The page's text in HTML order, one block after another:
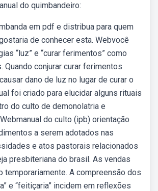
do quimbandeiro:
em pdf e distribua para quem
de conhecer esta. Webvocê
“luz” e “curar ferimentos” como
Quando conjurar curar ferimentos
dano de luz no lugar de curar o
foi criado para elucidar alguns rituais
do culto de demonolatria e
do culto (ipb) orientação
a serem adotados nas
e atos pastorais relacionados
presbiteriana do brasil. As vendas
temporariamente. A compreensão dos
e “feitiçaria” incidem em reflexões